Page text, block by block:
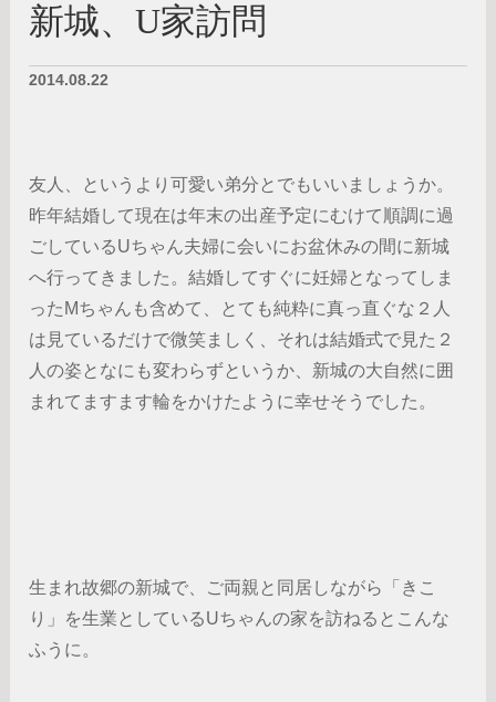
新城、U家訪問
2014.08.22
友人、というより可愛い弟分とでもいいましょうか。
昨年結婚して現在は年末の出産予定にむけて順調に過
ごしているUちゃん夫婦に会いにお盆休みの間に新城
へ行ってきました。結婚してすぐに妊婦となってしま
ったMちゃんも含めて、とても純粋に真っ直ぐな２人
は見ているだけで微笑ましく、それは結婚式で見た２
人の姿となにも変わらずというか、新城の大自然に囲
まれてますます輪をかけたように幸せそうでした。
生まれ故郷の新城で、ご両親と同居しながら「きこ
り」を生業としているUちゃんの家を訪ねるとこんな
ふうに。